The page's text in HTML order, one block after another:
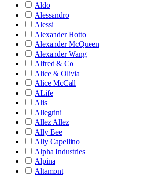
Aldo
Alessandro
Alessi
Alexander Hotto
Alexander McQueen
Alexander Wang
Alfred & Co
Alice & Olivia
Alice McCall
ALife
Alis
Allegrini
Allez Allez
Ally Bee
Ally Capellino
Alpha Industries
Alpina
Altamont